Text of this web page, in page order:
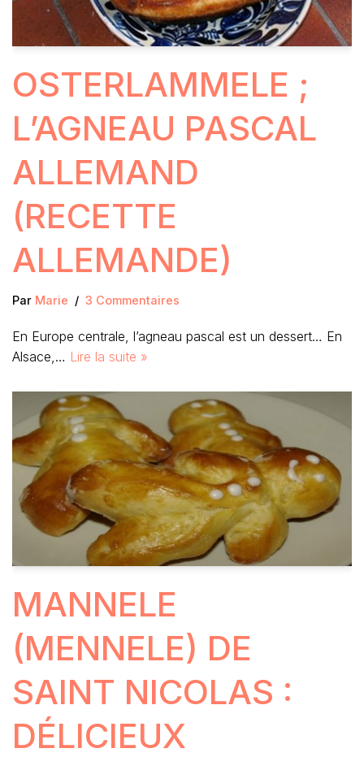
OSTERLAMMELE ;
L’AGNEAU PASCAL
ALLEMAND
(RECETTE
ALLEMANDE)
Par Marie 3 Commentaires
En Europe centrale, l’agneau pascal est un dessert… En
Alsace,… Lire la suite »
MANNELE
(MENNELE) DE
SAINT NICOLAS :
DÉLICIEUX